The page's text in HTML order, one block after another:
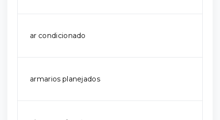
ar condicionado
armarios planejados